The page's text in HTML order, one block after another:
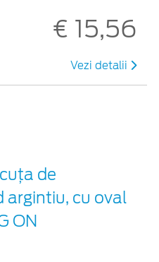
€ 15,56
Vezi detalii
de
argintiu, cu oval
ON